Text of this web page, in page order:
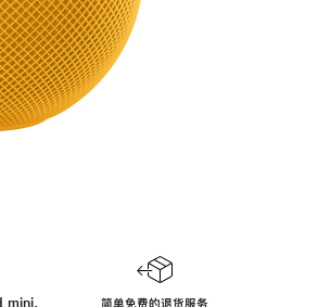
，
简单免费的退货服务